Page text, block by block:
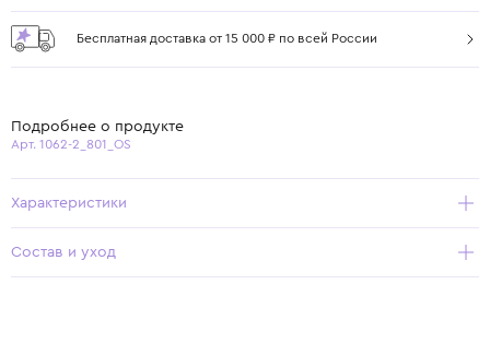
Бесплатная доставка от 15 000 ₽ по всей России
Подробнее о продукте
Арт. 1062-2_801_OS
Характеристики
Состав и уход